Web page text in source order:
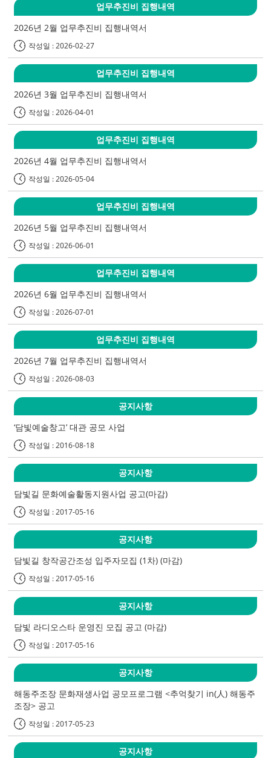
업무추진비 집행내역
2026년 2월 업무추진비 집행내역서
작성일 : 2026-02-27
업무추진비 집행내역
2026년 3월 업무추진비 집행내역서
작성일 : 2026-04-01
업무추진비 집행내역
2026년 4월 업무추진비 집행내역서
작성일 : 2026-05-04
업무추진비 집행내역
2026년 5월 업무추진비 집행내역서
작성일 : 2026-06-01
업무추진비 집행내역
2026년 6월 업무추진비 집행내역서
작성일 : 2026-07-01
업무추진비 집행내역
2026년 7월 업무추진비 집행내역서
작성일 : 2026-08-03
공지사항
‘담빛예술창고’ 대관 공모 사업
작성일 : 2016-08-18
공지사항
담빛길 문화예술활동지원사업 공고(마감)
작성일 : 2017-05-16
공지사항
담빛길 창작공간조성 입주자모집 (1차) (마감)
작성일 : 2017-05-16
공지사항
담빛 라디오스타 운영진 모집 공고 (마감)
작성일 : 2017-05-16
공지사항
해동주조장 문화재생사업 공모프로그램 <추억찾기 in(人) 해동주
조장> 공고
작성일 : 2017-05-23
공지사항